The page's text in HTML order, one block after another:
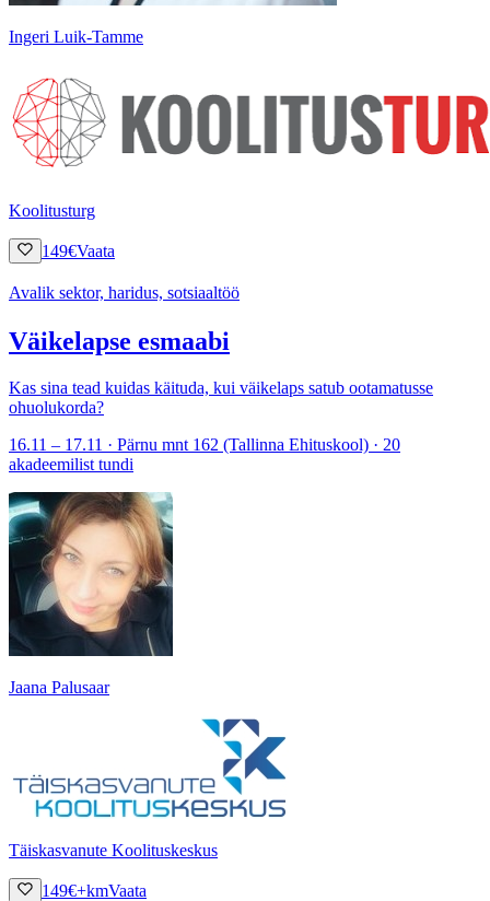
Ingeri Luik-Tamme
Koolitusturg
149€Vaata
Avalik sektor, haridus, sotsiaaltöö
Väikelapse esmaabi
Kas sina tead kuidas käituda, kui väikelaps satub ootamatusse
ohuolukorda?
16.11 – 17.11 · Pärnu mnt 162 (Tallinna Ehituskool) · 20
akadeemilist tundi
Jaana Palusaar
Täiskasvanute Koolituskeskus
149€+kmVaata